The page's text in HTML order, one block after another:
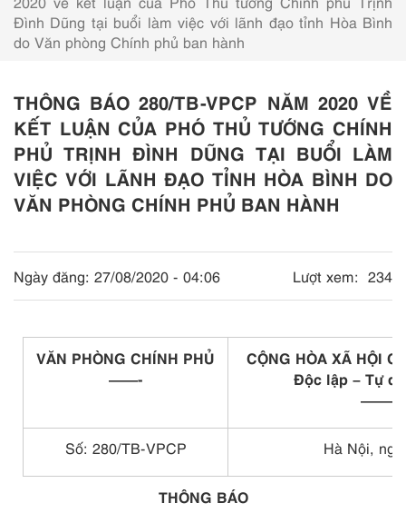
Đình Dũng tại buổi làm việc với lãnh đạo tỉnh Hòa Bình
do Văn phòng Chính phủ ban hành
THÔNG BÁO 280/TB-VPCP NĂM 2020 VỀ
KẾT LUẬN CỦA PHÓ THỦ TƯỚNG CHÍNH
PHỦ TRỊNH ĐÌNH DŨNG TẠI BUỔI LÀM
VIỆC VỚI LÃNH ĐẠO TỈNH HÒA BÌNH DO
VĂN PHÒNG CHÍNH PHỦ BAN HÀNH
Ngày đăng: 27/08/2020 - 04:06 Lượt xem: 234
VĂN PHÒNG CHÍNH PHỦ
——-
CỘNG HÒA XÃ HỘI
Độc lập – Tự
Số: 280/TB-VPCP Hà Nội,
THÔNG BÁO